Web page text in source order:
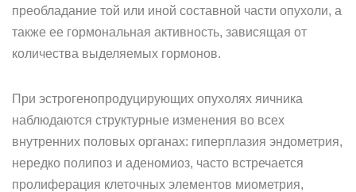
преобладание той или иной составной части опухоли, а
также ее гормональная активность, зависящая от
количества выделяемых гормонов.
При эстрогенопродуцирующих опухолях яичника
наблюдаются структурные изменения во всех
внутренних половых органах: гиперплазия эндометрия,
нередко полипоз и аденомиоз, часто встречается
пролиферация клеточных элементов миометрия,